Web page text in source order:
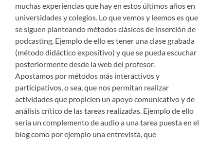
muchas experiencias que hay en estos últimos años en
universidades y colegios. Lo que vemos y leemos es que
se siguen planteando métodos clásicos de inserción de
podcasting. Ejemplo de ello es tener una clase grabada
(método didáctico expositivo) y que se pueda escuchar
posteriormente desde la web del profesor.
Apostamos por métodos más interactivos y
participativos, o sea, que nos permitan realizar
actividades que propicien un apoyo comunicativo y de
análisis crítico de las tareas realizadas. Ejemplo de ello
sería un complemento de audio a una tarea puesta en el
blog como por ejemplo una entrevista, que